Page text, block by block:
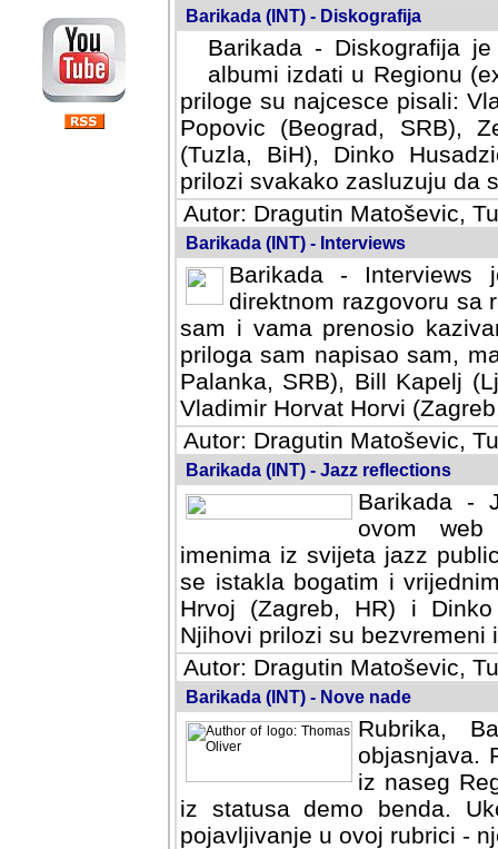
Barikada (INT) - Diskografija
Barikada - Diskografija
albumi izdati u Regionu
priloge su najcesce pisali:
Popovic (Beograd, SRB),
(Tuzla, BiH), Dinko
prilozi svakako zasluzuju da
Autor: Dragutin Matoševic,
Barikada (INT) - Interviews
Barikada -
direktnom razgovoru sa
sam i vama prenosio
priloga sam napisao sam,
Palanka, SRB), Bill Kapelj
Vladimir Horvat Horvi
Autor: Dragutin Matoševic,
Barikada (INT) - Jazz reflections
Barikada -
ovom web
imenima iz svijeta jazz
se istakla bogatim i
Hrvoj (Zagreb, HR) i
Njihovi prilozi su bezvremeni
Autor: Dragutin Matoševic,
Barikada (INT) - Nove nade
Rubrika,
objasnjava.
iz naseg
iz statusa demo benda.
pojavljivanje u ovoj rubrici -